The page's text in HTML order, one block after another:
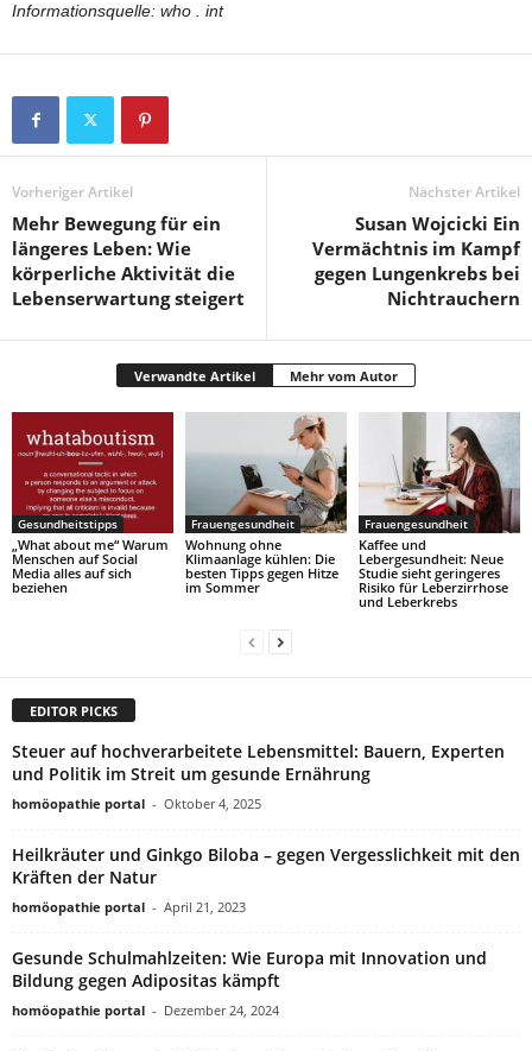
Informationsquelle: who . int
Vorheriger Artikel
Mehr Bewegung für ein
längeres Leben: Wie
körperliche Aktivität die
Lebenserwartung steigert
Nächster Artikel
Susan Wojcicki Ein
Vermächtnis im Kampf
gegen Lungenkrebs bei
Nichtrauchern
Verwandte Artikel Mehr vom Autor
Gesundheitstipps
„What about me“ Warum
Menschen auf Social
Media alles auf sich
beziehen
Frauengesundheit
Wohnung ohne
Klimaanlage kühlen: Die
besten Tipps gegen Hitze
im Sommer
Frauengesundheit
Kaffee und
Lebergesundheit: Neue
Studie sieht geringeres
Risiko für Leberzirrhose
und Leberkrebs
EDITOR PICKS
Steuer auf hochverarbeitete Lebensmittel: Bauern, Experten
und Politik im Streit um gesunde Ernährung
homöopathie portal - Oktober 4, 2025
Heilkräuter und Ginkgo Biloba – gegen Vergesslichkeit mit den
Kräften der Natur
homöopathie portal - April 21, 2023
Gesunde Schulmahlzeiten: Wie Europa mit Innovation und
Bildung gegen Adipositas kämpft
homöopathie portal - Dezember 24, 2024